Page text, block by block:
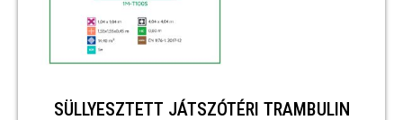
SÜLLYESZTETT JÁTSZÓTÉRI TRAMBULIN